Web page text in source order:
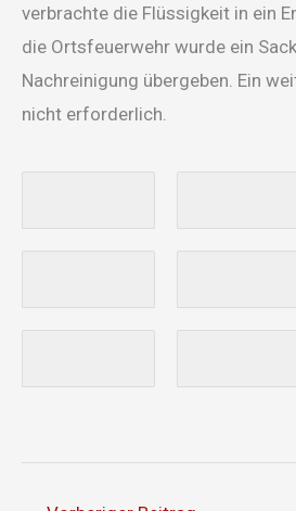
verbrachte die Flüssigkeit in ein
die Ortsfeuerwehr wurde ein
Nachreinigung übergeben. Ein
nicht erforderlich.